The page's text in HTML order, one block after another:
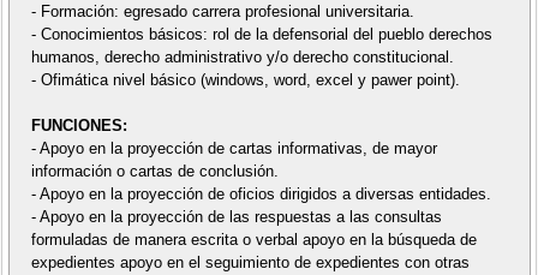
- Formación: egresado carrera profesional universitaria.
- Conocimientos básicos: rol de la defensorial del pueblo derechos
humanos, derecho administrativo y/o derecho constitucional.
- Ofimática nivel básico (windows, word, excel y pawer point).
FUNCIONES:
- Apoyo en la proyección de cartas informativas, de mayor
información o cartas de conclusión.
- Apoyo en la proyección de oficios dirigidos a diversas entidades.
- Apoyo en la proyección de las respuestas a las consultas
formuladas de manera escrita o verbal apoyo en la búsqueda de
expedientes apoyo en el seguimiento de expedientes con otras